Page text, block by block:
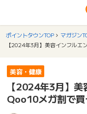
ポイントタウンTOP マガジン
美容・健康
【2024年3月】美
Qoo10メガ割で買